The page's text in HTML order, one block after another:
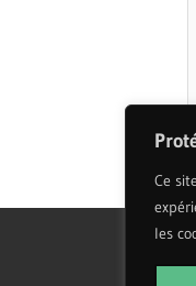
Ce
les